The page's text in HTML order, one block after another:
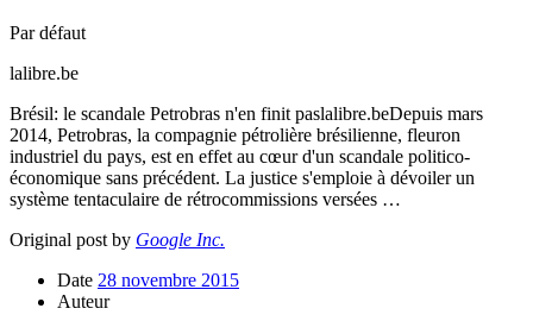
Par défaut
lalibre.be
Brésil: le scandale Petrobras n'en finit paslalibre.beDepuis mars
2014, Petrobras, la compagnie pétrolière brésilienne, fleuron
industriel du pays, est en effet au cœur d'un scandale politico-
économique sans précédent. La justice s'emploie à dévoiler un
système tentaculaire de rétrocommissions versées …
Original post by Google Inc.
Date 28 novembre 2015
Auteur